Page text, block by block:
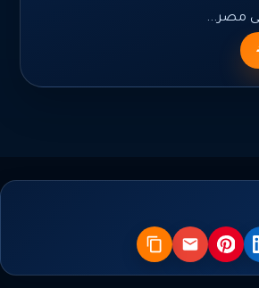
مصر...
بنترستالبريد نسخ